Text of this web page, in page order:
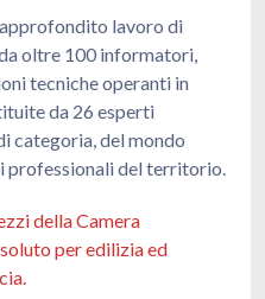
approfondito lavoro di
oltre 100 informatori,
tecniche operanti in
da 26 esperti
categoria, del mondo
professionali del territorio.
della Camera
per edilizia ed